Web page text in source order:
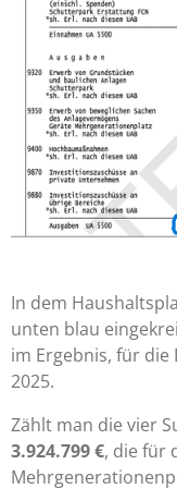
In dem
unten blau
im Ergebnis, für die
2025.
Zählt man die vier
3.924.799€, die für